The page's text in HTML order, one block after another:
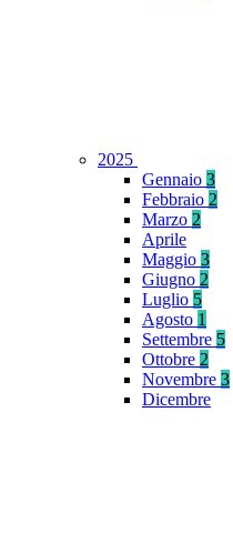
2025
Gennaio 3
Febbraio 2
Marzo 2
Aprile
Maggio 3
Giugno 2
Luglio 5
Agosto 1
Settembre 5
Ottobre 2
Novembre 3
Dicembre